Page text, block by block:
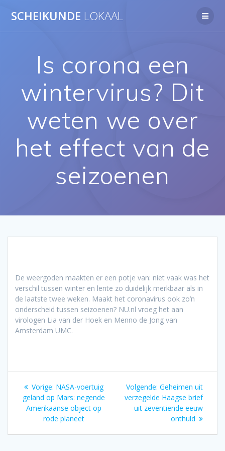
naar
SCHEIKUNDE LOKAAL
Is corona een
wintervirus? Dit
weten we over
het effect van de
seizoenen
De weergoden maakten er een potje van: niet vaak was het
verschil tussen winter en lente zo duidelijk merkbaar als in
de laatste twee weken. Maakt het coronavirus ook zo’n
onderscheid tussen seizoenen? NU.nl vroeg het aan
virologen Lia van der Hoek en Menno de Jong van
Amsterdam UMC.
Bericht
navigatie
Vorige: Vorig
bericht:
NASA-voertuig
geland op Mars: negende
Amerikaanse object op
rode planeet
Volgende: Volgend
bericht:
Geheimen uit
verzegelde Haagse brief
uit zeventiende eeuw
onthuld